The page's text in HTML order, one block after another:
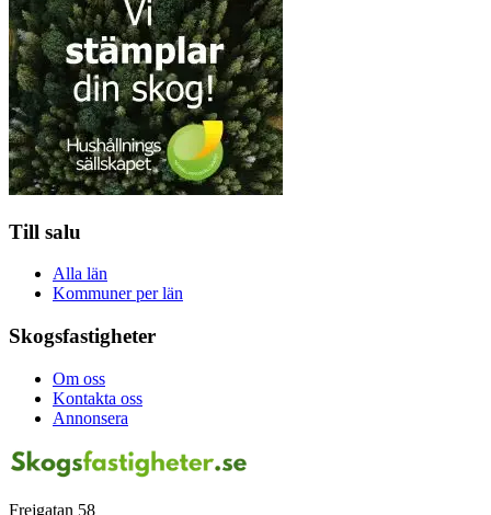
Till salu
Alla län
Kommuner per län
Skogsfastigheter
Om oss
Kontakta oss
Annonsera
Frejgatan 58